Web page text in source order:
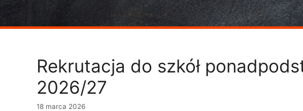
Rekrutacja do szkół
2026/27
18 marca 2026